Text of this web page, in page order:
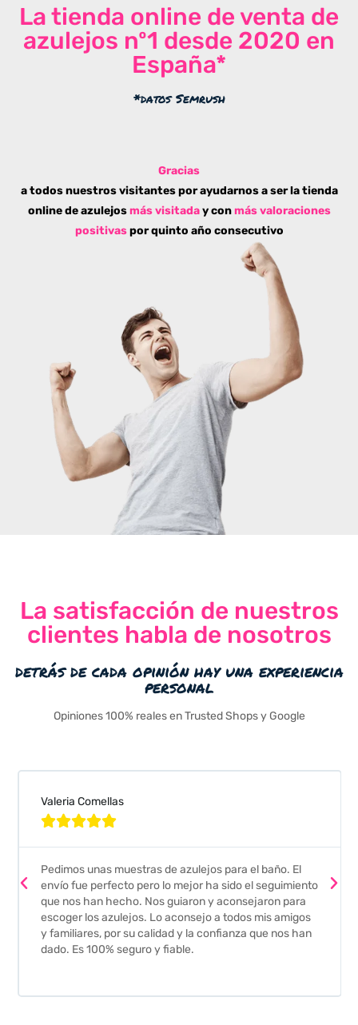
La tienda online de venta de
azulejos nº1 desde 2020 en
España*
*datos Semrush
Gracias
a todos nuestros visitantes por ayudarnos a ser la tienda
online de azulejos más visitaday conmás valoraciones
positivaspor quinto año consecutivo
La satisfacción de nuestros
clientes habla de nosotros
detrás de cada opinión hay una experiencia
personal
Opiniones 100% reales en Trusted Shops y Google
Valeria Comellas

Pedimos unas muestras de azulejos para el baño. El
envío fue perfecto pero lo mejor ha sido el seguimiento
que nos han hecho. Nos guiaron y aconsejaron para
escoger los azulejos. Lo aconsejo a todos mis amigos
y familiares, por su calidad y la confianza que nos han
dado. Es 100% seguro y fiable.